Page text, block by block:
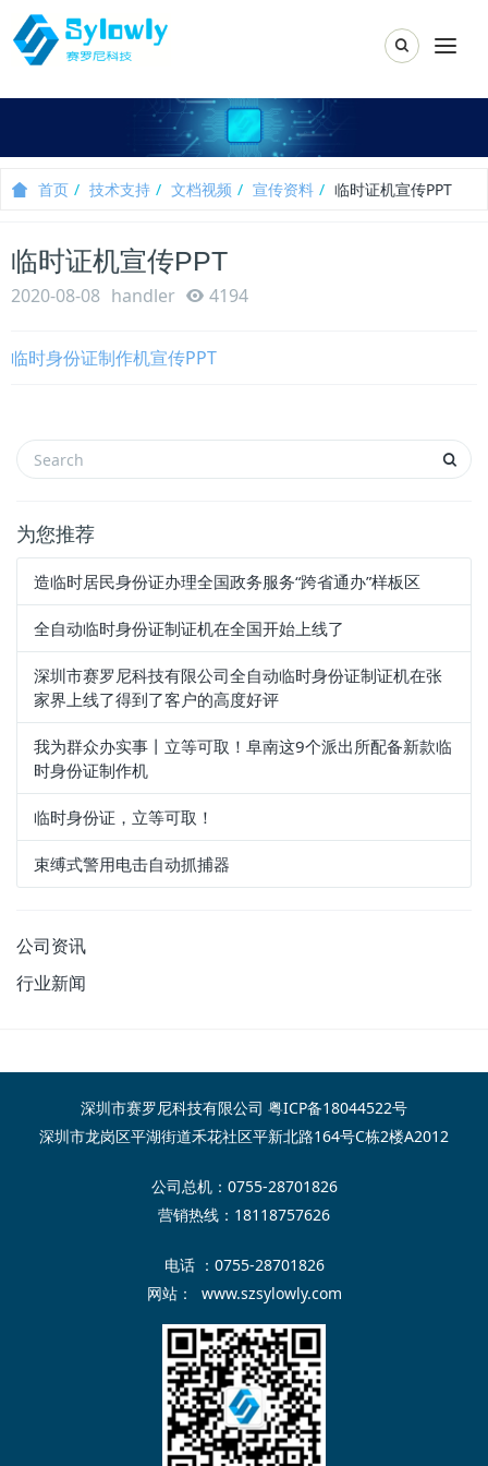
Toggle
首页 技术支持 文档视频 宣传资料 临时证机宣传PPT
临时证机宣传PPT
2020-08-08 handler 4194
临时身份证制作机宣传PPT
为您推荐
造临时居民身份证办理全国政务服务“跨省通办”样板区​
全自动临时身份证制证机在全国开始上线了
深圳市赛罗尼科技有限公司全自动临时身份证制证机在张
家界上线了得到了客户的高度好评
我为群众办实事丨立等可取！阜南这9个派出所配备新款临
时身份证制作机
临时身份证，立等可取！
束缚式警用电击自动抓捕器
公司资讯
行业新闻
深圳市赛罗尼科技有限公司 粤ICP备18044522号
深圳市龙岗区平湖街道禾花社区平新北路164号C栋2楼A2012
公司总机：0755-28701826
营销热线：18118757626
电话 ：0755-28701826
网站： www.szsylowly.com